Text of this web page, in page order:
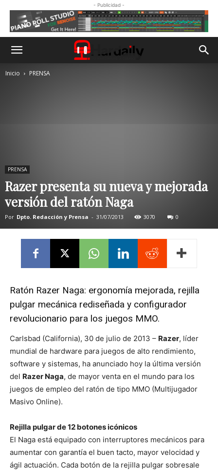
- Publicidad -
Inicio PRENSA
PRENSA
Razer presenta su nueva y mejorada
versión del ratón Naga
Por Dpto. Redacción y Prensa - 31/07/2013 3070 0
Ratón Razer Naga: ergonomía mejorada, rejilla
pulgar mecánica rediseñada y configurador
revolucionario para los juegos MMO.
Carlsbad (California), 30 de julio de 2013 – Razer, líder
mundial de hardware para juegos de alto rendimiento,
software y sistemas, ha anunciado hoy la última versión
del Razer Naga, de mayor venta en el mundo para los
juegos de empleo del ratón de tipo MMO (Multijugador
Masivo Online).
Rejilla pulgar de 12 botones icónicos
El Naga está equipado con interruptores mecánicos para
aumentar con garantía el buen tacto, mayor velocidad y
ágil actuación. Cada botón de la rejilla pulgar sobresale